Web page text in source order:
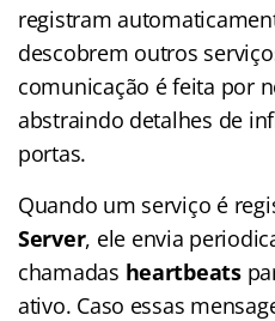
registram
descobrem outros
comunicação é feita por
abstraindo detalhes de
portas.
Quando um serviço é
Server, ele envia
chamadas heartbeats
ativo. Caso essas